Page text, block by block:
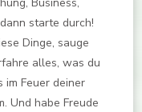
Business,
starte durch!
Dinge, sauge
alles, was du
im Feuer deiner
Und habe Freude